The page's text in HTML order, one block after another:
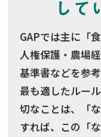
GAPでは主に「
人権保護・農場
基準書などを参
最も適したルー
切なことは、「
すれば、この「